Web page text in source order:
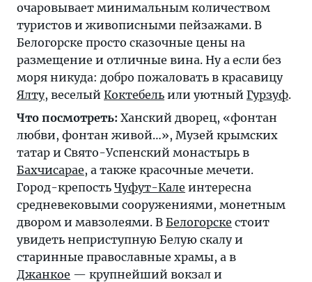
очаровывает минимальным количеством
туристов и живописными пейзажами. В
Белогорске просто сказочные цены на
размещение и отличные вина. Ну а если без
моря никуда: добро пожаловать в красавицу
Ялту, веселый Коктебель или уютный Гурзуф.
Что посмотреть: Ханский дворец, «фонтан
любви, фонтан живой…», Музей крымских
татар и Свято-Успенский монастырь в
Бахчисарае, а также красочные мечети.
Город-крепость Чуфут-Кале интересна
средневековыми сооружениями, монетным
двором и мавзолеями. В Белогорске стоит
увидеть неприступную Белую скалу и
старинные православные храмы, а в
Джанкое — крупнейший вокзал и